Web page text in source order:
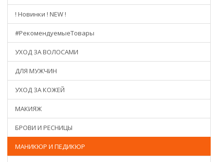
! Новинки ! NEW !
#РекомендуемыеТовары
УХОД ЗА ВОЛОСАМИ
ДЛЯ МУЖЧИН
УХОД ЗА КОЖЕЙ
МАКИЯЖ
БРОВИ И РЕСНИЦЫ
МАНИКЮР И ПЕДИКЮР